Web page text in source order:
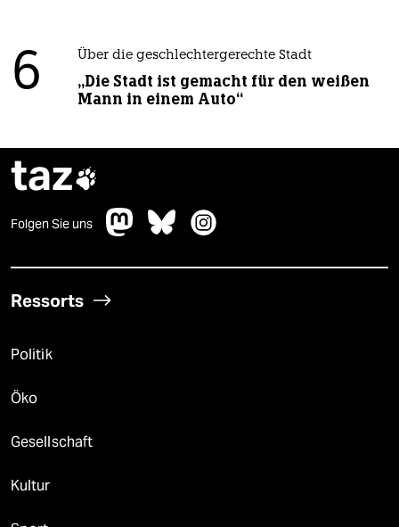
6 Über die geschlechtergerechte Stadt
„Die Stadt ist gemacht für den weißen
Mann in einem Auto“
taz
Folgen Sie uns
Ressorts
Politik
Öko
Gesellschaft
Kultur